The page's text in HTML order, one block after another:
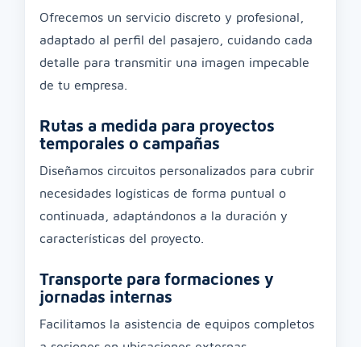
Ofrecemos un servicio discreto y profesional,
adaptado al perfil del pasajero, cuidando cada
detalle para transmitir una imagen impecable
de tu empresa.
Rutas a medida para proyectos
temporales o campañas
Diseñamos circuitos personalizados para cubrir
necesidades logísticas de forma puntual o
continuada, adaptándonos a la duración y
características del proyecto.
Transporte para formaciones y
jornadas internas
Facilitamos la asistencia de equipos completos